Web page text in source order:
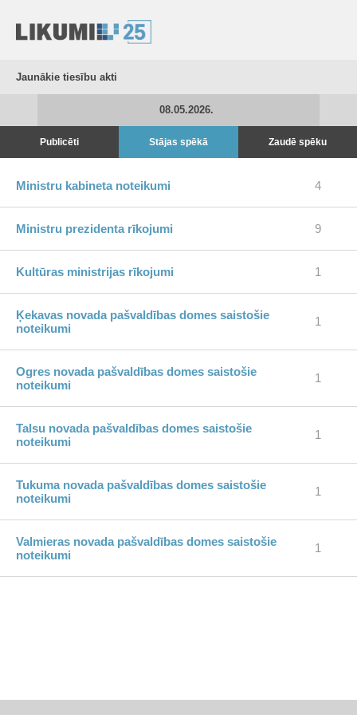
Jaunākie tiesību akti
08.05.2026.
Publicēti Stājas spēkā Zaudē spēku
Ministru kabineta noteikumi 4
Ministru prezidenta rīkojumi 9
Kultūras ministrijas rīkojumi 1
Ķekavas novada pašvaldības domes saistošie
noteikumi
1
Ogres novada pašvaldības domes saistošie
noteikumi
1
Talsu novada pašvaldības domes saistošie
noteikumi
1
Tukuma novada pašvaldības domes saistošie
noteikumi
1
Valmieras novada pašvaldības domes saistošie
noteikumi
1